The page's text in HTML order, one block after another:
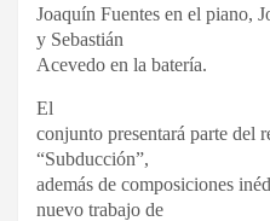
Joaquín Fuentes en el piano,
y Sebastián
Acevedo en la batería.
El
conjunto presentará parte del
“Subducción”,
además de composiciones
nuevo trabajo de